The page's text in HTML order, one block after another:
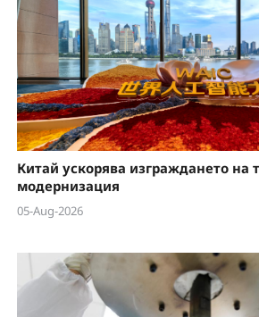
Китай ускорява изграждането на
модернизация
05-Aug-2026